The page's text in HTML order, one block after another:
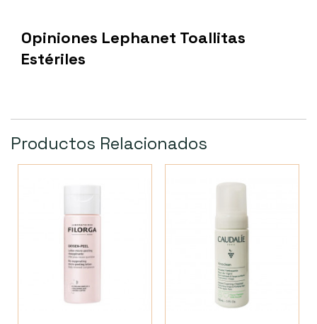
Opiniones Lephanet Toallitas
Estériles
Productos Relacionados